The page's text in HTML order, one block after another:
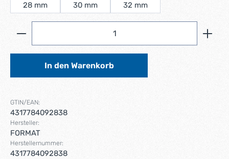
28 mm
30 mm 32 mm
Produkt Anzahl: Gib den gewünschten Wert ein
In den Warenkorb
GTIN/EAN:
4317784092838
Hersteller:
FORMAT
Herstellernummer:
4317784092838